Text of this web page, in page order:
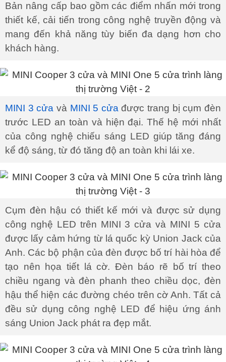
Bản nâng cấp bao gồm các điểm nhấn mới trong
thiết kế, cải tiến trong công nghệ truyền động và
mang đến khả năng tùy biến đa dạng hơn cho
khách hàng.
MINI 3 cửa và MINI 5 cửa được trang bị cụm đèn
trước LED an toàn và hiện đại. Thế hệ mới nhất
của công nghệ chiếu sáng LED giúp tăng đáng
kể độ sáng, từ đó tăng độ an toàn khi lái xe.
Cụm đèn hậu có thiết kế mới và được sử dụng
công nghệ LED trên MINI 3 cửa và MINI 5 cửa
được lấy cảm hứng từ lá quốc kỳ Union Jack của
Anh. Các bộ phận của đèn được bố trí hài hòa để
tạo nên họa tiết lá cờ. Đèn báo rẽ bố trí theo
chiều ngang và đèn phanh theo chiều dọc, đèn
hậu thể hiện các đường chéo trên cờ Anh. Tất cả
đều sử dụng công nghệ LED để hiệu ứng ánh
sáng Union Jack phát ra đẹp mắt.